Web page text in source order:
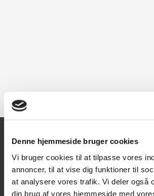
Denne hjemmeside bruger cookies
Vi bruger cookies til at tilpasse vores
annoncer, til at vise dig funktioner til
at analysere vores trafik. Vi deler også
din brug af vores hjemmeside med
Kontakt
Texas A/S
Knullen 22